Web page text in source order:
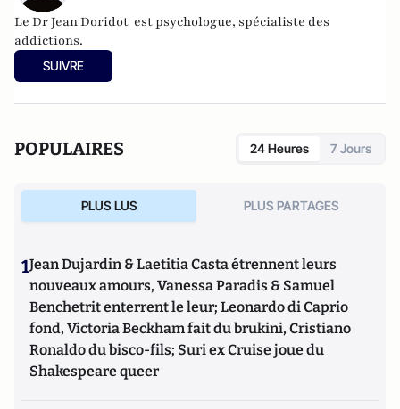
Le Dr Jean Doridot est psychologue, spécialiste des
addictions.
SUIVRE
POPULAIRES 24 Heures 7 Jours
PLUS LUS PLUS PARTAGES
1Jean Dujardin & Laetitia Casta étrennent leurs
nouveaux amours, Vanessa Paradis & Samuel
Benchetrit enterrent le leur; Leonardo di Caprio
fond, Victoria Beckham fait du brukini, Cristiano
Ronaldo du bisco-fils; Suri ex Cruise joue du
Shakespeare queer